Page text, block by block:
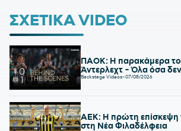
ΣΧΕΤΙΚΑ VIDEO
ΠΑΟΚ: Η παρακάμερα
Άντερλεχτ - Όλα όσα δεν
Backstage Videos-07/08/2026
ΑΕΚ: Η πρώτη
στη Νέα Φιλαδέλφεια